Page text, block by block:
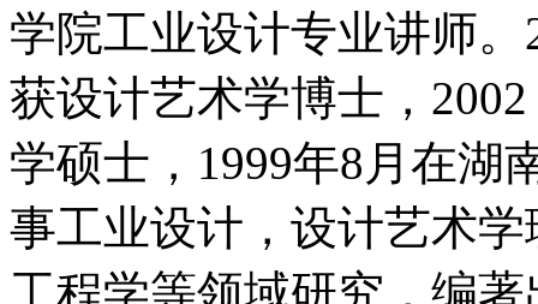
学院工业设计专业讲师
获设计艺术学博士，
学硕士，1999年8月在湖
事工业设计，设计艺术
工程学等领域研究，编